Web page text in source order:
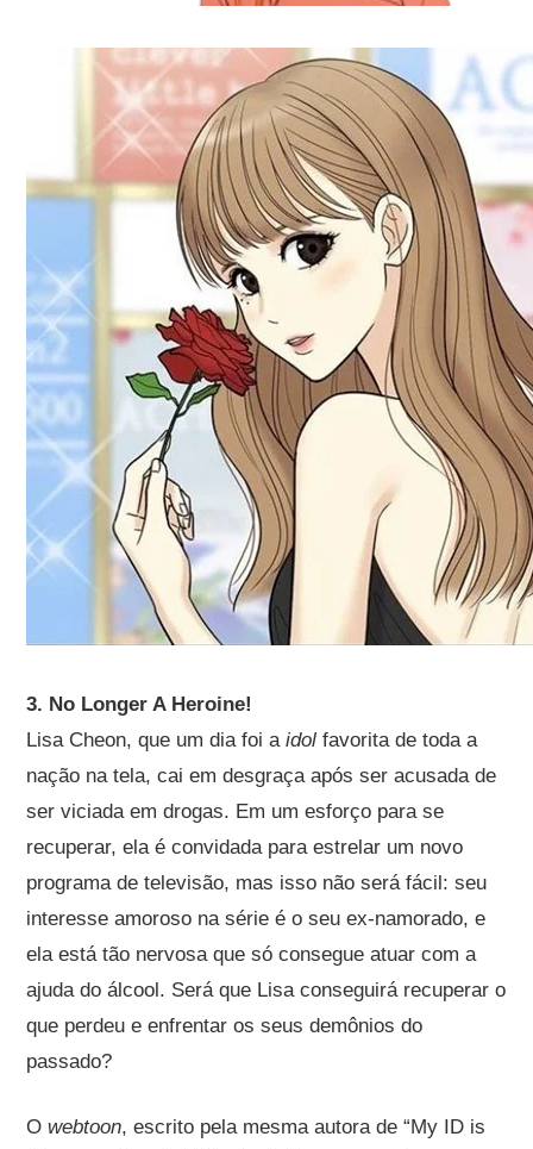
3. No Longer A Heroine!
Lisa Cheon, que um dia foi aidol favorita de toda a
nação na tela, cai em desgraça após ser acusada de
ser viciada em drogas. Em um esforço para se
recuperar, ela é convidada para estrelar um novo
programa de televisão, mas isso não será fácil: seu
interesse amoroso na série é o seu ex-namorado, e
ela está tão nervosa que só consegue atuar com a
ajuda do álcool. Será que Lisa conseguirá recuperar o
que perdeu e enfrentar os seus demônios do
passado?
Owebtoon, escrito pela mesma autora de “My ID is